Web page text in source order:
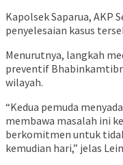
Kapolsek Saparua, AKP
penyelesaian kasus
Menurutnya, langkah
preventif
wilayah.
“Kedua pemuda
membawa masalah ini
berkomitmen untuk
kemudian hari,” jelas